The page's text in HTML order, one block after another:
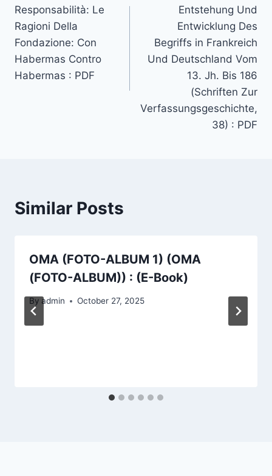
Responsabilità: Le
Ragioni Della
Fondazione: Con
Habermas Contro
Habermas : PDF
Entstehung Und
Entwicklung Des
Begriffs in Frankreich
Und Deutschland Vom
13. Jh. Bis 186
(Schriften Zur
Verfassungsgeschichte,
38) : PDF
Similar Posts
OMA (FOTO-ALBUM 1) (OMA
(FOTO-ALBUM)) : (E-Book)
By admin October 27, 2025